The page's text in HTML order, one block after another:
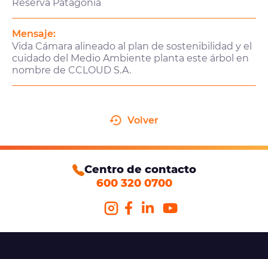
Reserva Patagonia
Mensaje:
Vida Cámara alineado al plan de sostenibilidad y el
cuidado del Medio Ambiente planta este árbol en
nombre de CCLOUD S.A.
Volver
Centro de contacto
600 320 0700